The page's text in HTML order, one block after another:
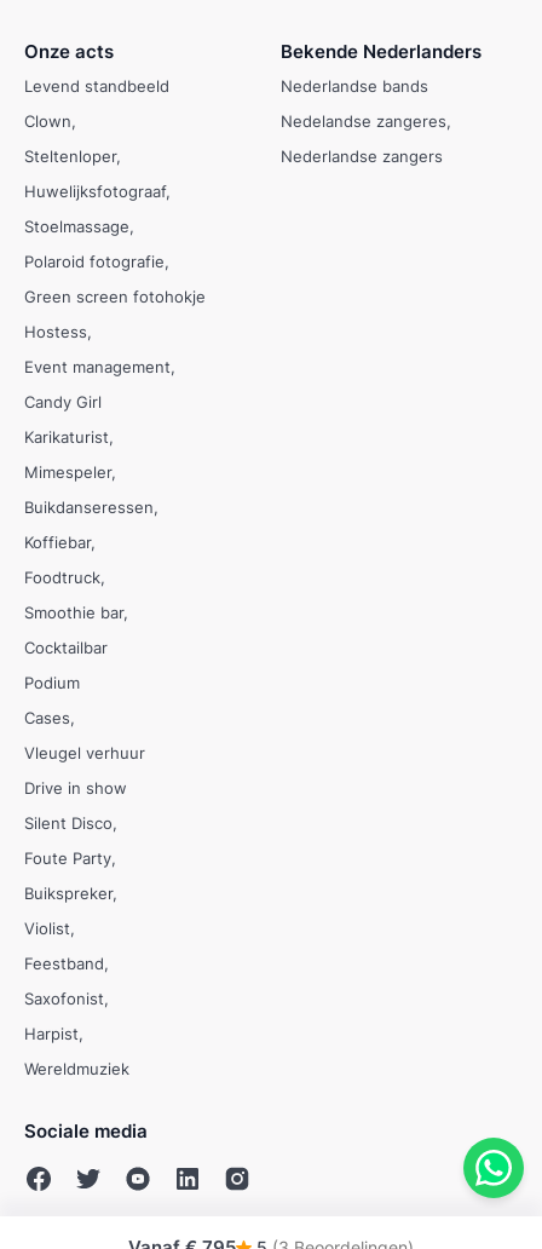
Onze acts
Levend standbeeld
Clown
Steltenloper
Huwelijksfotograaf
Stoelmassage
Polaroid fotografie
Green screen fotohokje
Hostess
Event management
Candy Girl
Karikaturist
Mimespeler
Buikdanseressen
Koffiebar
Foodtruck
Smoothie bar
Cocktailbar
Podium
Cases
Vleugel verhuur
Drive in show
Silent Disco
Foute Party
Buikspreker
Violist
Feestband
Saxofonist
Harpist
Wereldmuziek
Bekende Nederlanders
Nederlandse bands
Nedelandse zangeres
Nederlandse zangers
Sociale media